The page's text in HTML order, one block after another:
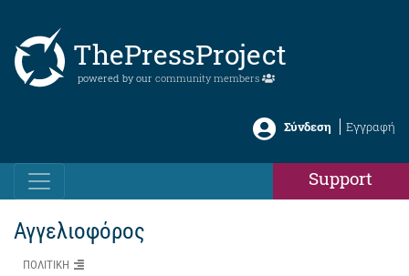
ThePressProject
powered by our community members
Σύνδεση Εγγραφή
Support
Αγγελιοφόρος
ΠΟΛΙΤΙΚΗ